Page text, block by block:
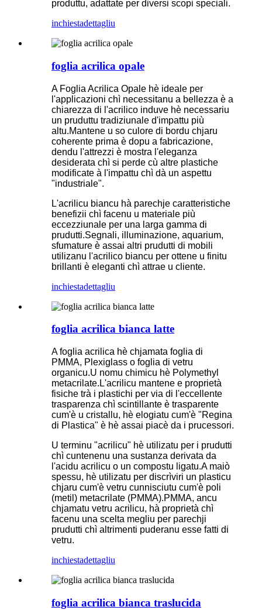
produttu, adattate per diversi scopi speciali.
inchiestadettagliu
foglia acrilica opale
A Foglia Acrilica Opale hè ideale per
l'applicazioni chì necessitanu a bellezza è a
chiarezza di l'acrilico induve hè necessariu
un pruduttu tradiziunale d'impattu più
altu.Mantene u so culore di bordu chjaru
coherente prima è dopu a fabricazione,
dendu l'attrezzi è mostra l'eleganza
desiderata chì si perde cù altre plastiche
modificate à l'impattu chì dà un aspettu
"industriale".
L'acrilicu biancu hà parechje caratteristiche
benefizii chì facenu u materiale più
eccezziunale per una larga gamma di
prudutti.Segnali, illuminazione, aquarium,
sfumature è assai altri prudutti di mobili
utilizanu l'acrilico biancu per ottene u finitu
brillanti è eleganti chì attrae u cliente.
inchiestadettagliu
foglia acrilica bianca latte
A foglia acrilica hè chjamata foglia di
PMMA, Plexiglass o foglia di vetru
organicu.U nomu chimicu hè Polymethyl
metacrilate.L'acrilicu mantene e proprietà
fisiche trà i plastichi per via di l'eccellente
trasparenza chì scintillante è trasparente
cum'è u cristallu, hè elogiatu cum'è "Regina
di Plastica" è hè assai piacè da i prucessori.
U terminu "acrilicu" hè utilizatu per i prudutti
chì cuntenenu una sustanza derivata da
l'acidu acrilicu o un compostu ligatu.A maiò
spessu, hè utilizatu per discrìviri un plasticu
chjaru cum'è vetru cunnisciutu cum'è poli
(metil) metacrilate (PMMA).PMMA, ancu
chjamatu vetru acrilicu, hà proprietà chì
facenu una scelta megliu per parechji
prudutti chì altrimenti puderanu esse fatti di
vetru.
inchiestadettagliu
foglia acrilica bianca traslucida